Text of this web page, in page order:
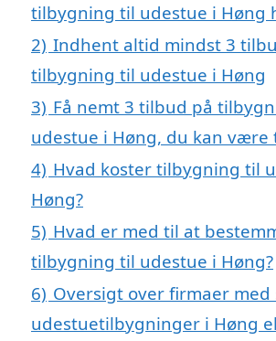
tilbygning til udestue i Høng
2) Indhent altid mindst 3
tilbygning til udestue i Høng
3) Få nemt 3 tilbud på
udestue i Høng, du kan være
4) Hvad koster tilbygning til
Høng?
5) Hvad er med til at
tilbygning til udestue i Høng?
6) Oversigt over firmaer med
udestuetilbygninger i Høng